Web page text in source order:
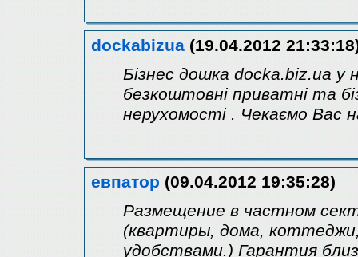
dockabizua (19.04.2012
Бізнес дошка docka.biz.ua
безкоштовні приватні та
нерухомості . Чекаємо Вас
евпатор (09.04.2012 19:35:28)
Размещение в частном
(квартиры, дома,
удобствами.) Гарантия